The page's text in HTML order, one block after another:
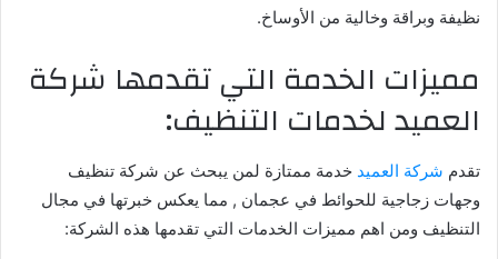
نظيفة وبراقة وخالية من الأوساخ.
مميزات الخدمة التي تقدمها شركة
العميد لخدمات التنظيف:
تقدم شركة العميد خدمة ممتازة لمن يبحث عن شركة تنظيف
وجهات زجاجية للحوائط في عجمان , مما يعكس خبرتها في مجال
التنظيف ومن اهم مميزات الخدمات التي تقدمها هذه الشركة: